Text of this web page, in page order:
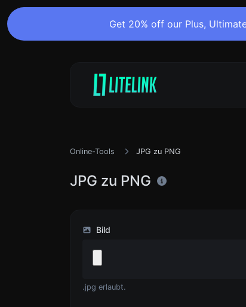
Get 20% off our Plus,
Online-Tools JPG zu PNG
JPG zu PNG
Bild
.jpg erlaubt.